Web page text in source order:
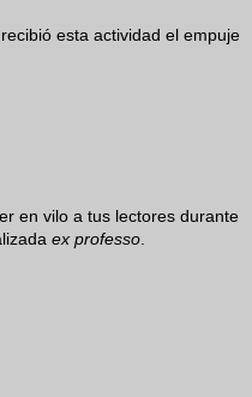
esta actividad el empuje
en vilo a tus lectores durante
ex professo